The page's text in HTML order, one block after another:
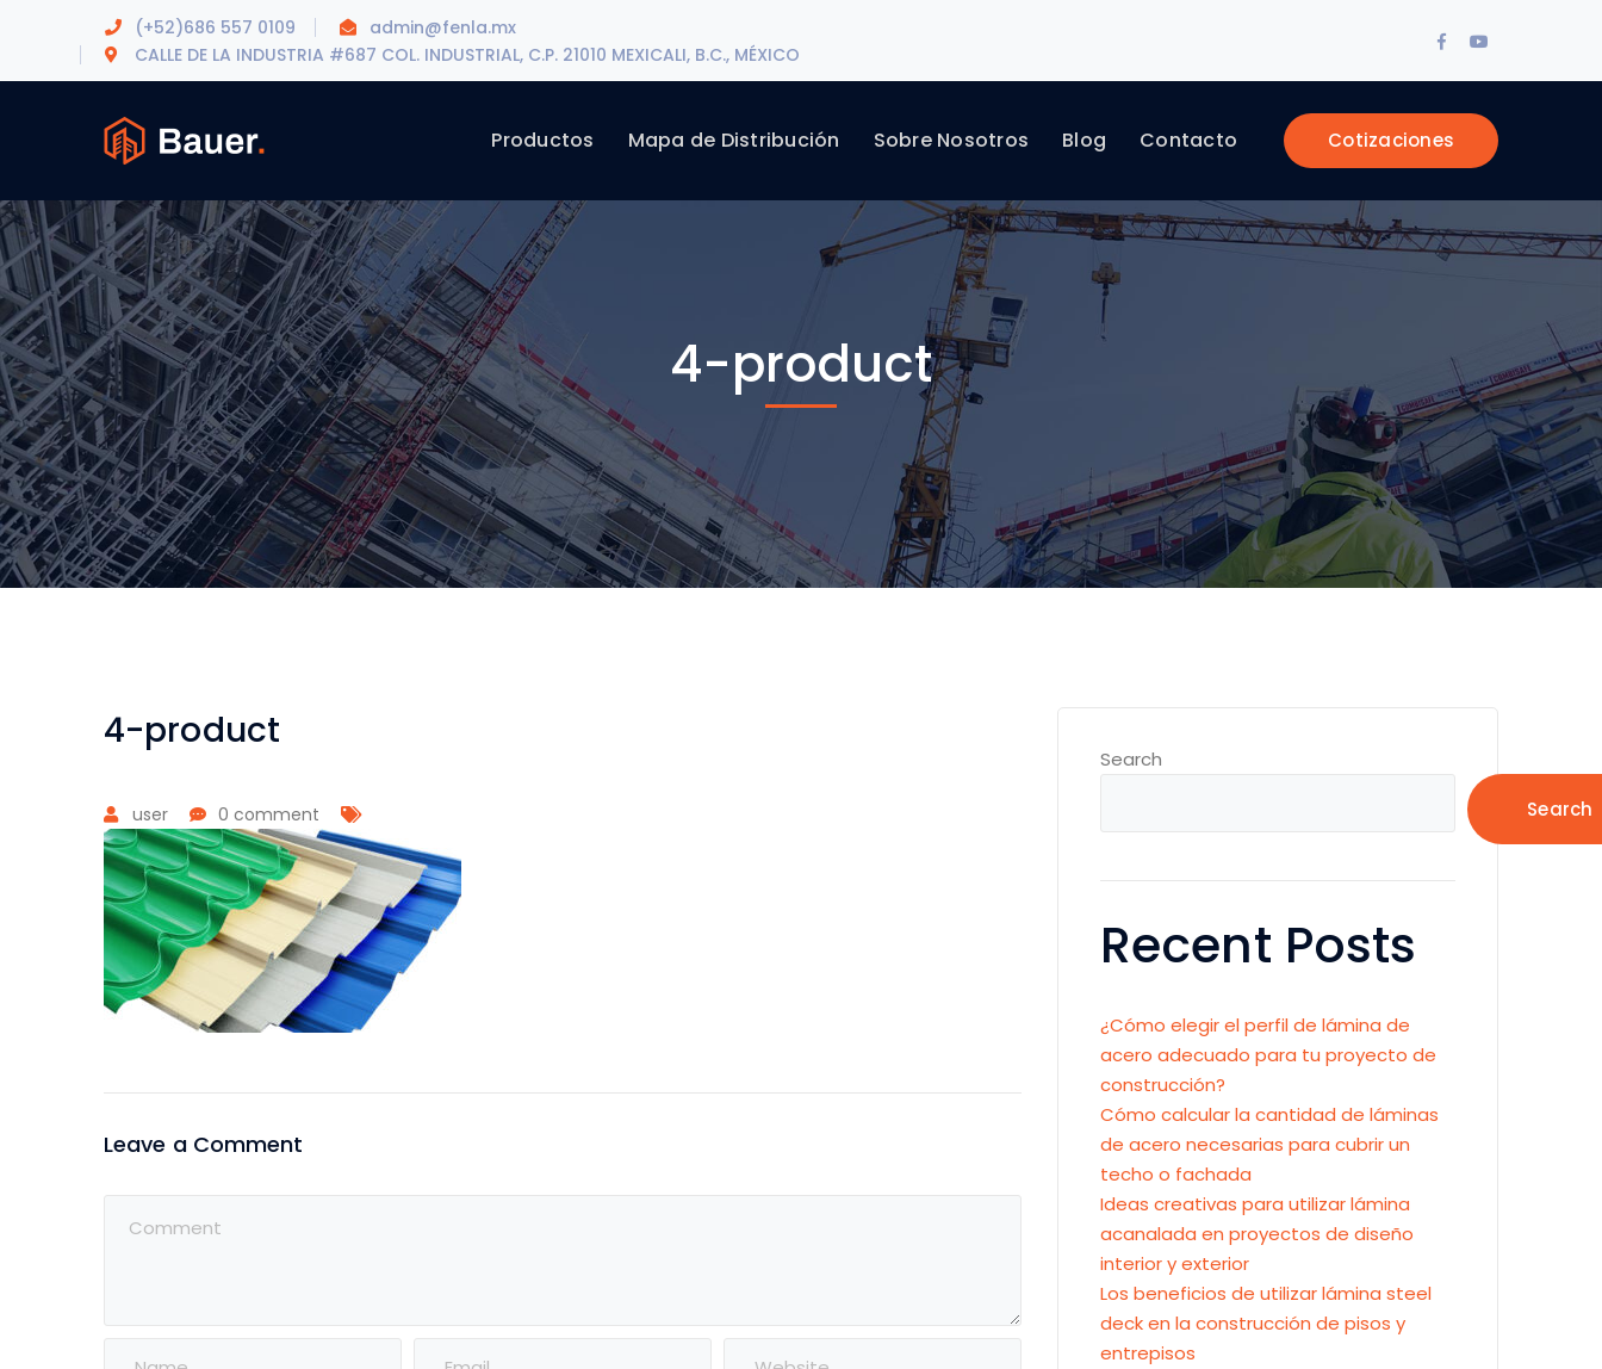
(+52)686 557 0109
admin@fenla.mx
CALLE DE LA INDUSTRIA #687 COL. INDUSTRIAL, C.P. 21010 MEXICALI, B.C., MÉXICO
Facebook
Cotizaciones
Productos Mapa de Distribución Sobre Nosotros Blog Contacto
4-product
4-product
user 0 comment
Leave a Comment
Search
Search
Recent Posts
¿Cómo elegir el perfil de lámina de
acero adecuado para tu proyecto de
construcción?
Cómo calcular la cantidad de láminas
de acero necesarias para cubrir un
techo o fachada
Ideas creativas para utilizar lámina
acanalada en proyectos de diseño
interior y exterior
Los beneficios de utilizar lámina steel
deck en la construcción de pisos y
entrepisos